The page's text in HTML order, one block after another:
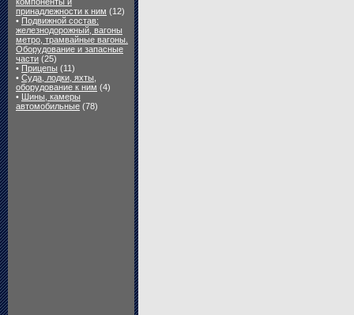
принадлежности к ним (12)
• Подвижной состав:
железнодорожный, вагоны
метро, трамвайные вагоны.
Оборудование и запасные
части (25)
• Прицепы (11)
• Суда, лодки, яхты,
оборудование к ним (4)
• Шины, камеры
автомобильные (78)